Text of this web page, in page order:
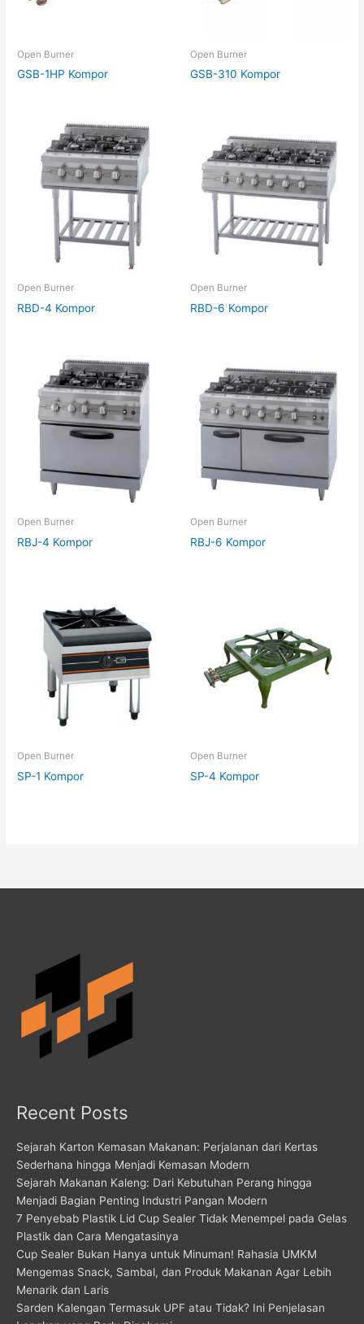
Open Burner
GSB-1HP Kompor
Open Burner
GSB-310 Kompor
Open Burner
RBD-4 Kompor
Open Burner
RBD-6 Kompor
Open Burner
RBJ-4 Kompor
Open Burner
RBJ-6 Kompor
Open Burner
SP-1 Kompor
Open Burner
SP-4 Kompor
Recent Posts
Sejarah Karton Kemasan Makanan: Perjalanan dari Kertas
Sederhana hingga Menjadi Kemasan Modern
Sejarah Makanan Kaleng: Dari Kebutuhan Perang hingga
Menjadi Bagian Penting Industri Pangan Modern
7 Penyebab Plastik Lid Cup Sealer Tidak Menempel pada Gelas
Plastik dan Cara Mengatasinya
Cup Sealer Bukan Hanya untuk Minuman! Rahasia UMKM
Mengemas Snack, Sambal, dan Produk Makanan Agar Lebih
Menarik dan Laris
Sarden Kalengan Termasuk UPF atau Tidak? Ini Penjelasan